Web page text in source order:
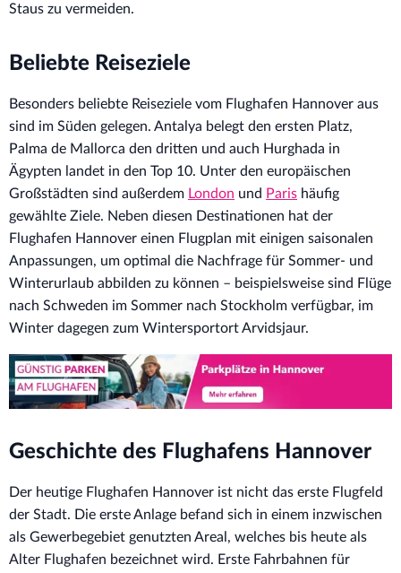
Staus zu vermeiden.
Beliebte Reiseziele
Besonders beliebte Reiseziele vom Flughafen Hannover aus
sind im Süden gelegen. Antalya belegt den ersten Platz,
Palma de Mallorca den dritten und auch Hurghada in
Ägypten landet in den Top 10. Unter den europäischen
Großstädten sind außerdem London und Paris häufig
gewählte Ziele. Neben diesen Destinationen hat der
Flughafen Hannover einen Flugplan mit einigen saisonalen
Anpassungen, um optimal die Nachfrage für Sommer- und
Winterurlaub abbilden zu können – beispielsweise sind Flüge
nach Schweden im Sommer nach Stockholm verfügbar, im
Winter dagegen zum Wintersportort Arvidsjaur.
Geschichte des Flughafens Hannover
Der heutige Flughafen Hannover ist nicht das erste Flugfeld
der Stadt. Die erste Anlage befand sich in einem inzwischen
als Gewerbegebiet genutzten Areal, welches bis heute als
Alter Flughafen bezeichnet wird. Erste Fahrbahnen für